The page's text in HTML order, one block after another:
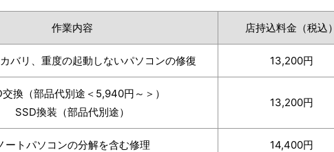
作業内容 店持込料金（税込）
バリ、重度の起動しないパソコンの修復 13,200円
交換（部品代別途＜5,940円～＞）
SSD換装（部品代別途）
13,200円
ートパソコンの分解を含む修理 14,400円